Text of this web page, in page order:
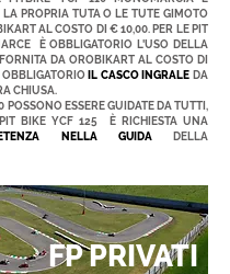
PROPRIA TUTA O LE TUTE GIMOTO
AL COSTO DI € 10,00. PER LE PIT
È OBBLIGATORIO L'USO DELLA
DA OROBIKART AL COSTO DI
IL CASCO INGRALE DA
CHIUSA.
POSSONO ESSERE GUIDATE DA TUTTI,
BIKE YCF 125 È RICHIESTA UNA
NELLA GUIDADELLA
FP PRIVATI